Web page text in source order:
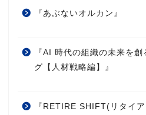
『あぶないオルカン』
『AI 時代の組織の未来を
グ【人材戦略編】』
『RETIRE SHIFT(リタイ